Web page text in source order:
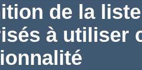
de la
à utiliser